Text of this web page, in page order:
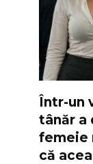
Într-un
tânăr a
femeie
că